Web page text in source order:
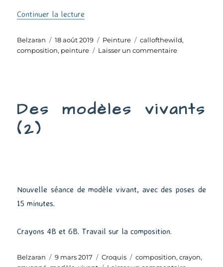
Continuer la lecture
Auteur
Belzaran
Publié
le
18 août 2019 Catégories
Peinture Étiquettes
callofthewild,
composition, peinture Laisser un commentairesur
Wild
Des modèles vivants
(2)
Nouvelle séance de modèle vivant, avec des poses de
15 minutes.
Crayons 4B et 6B. Travail sur la composition.
Auteur
Belzaran
Publié
9 mars 2017 Catégories
Croquis Étiquettes
composition,crayon,